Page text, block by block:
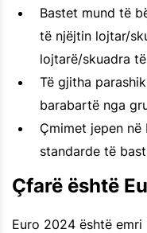
Bastet mund të
të njëjtin lojtar/
lojtarë/skuadra
Të gjitha
barabartë nga
Çmimet jepen në
standarde të
Çfarë është
Euro 2024 është